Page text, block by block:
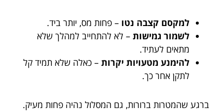
למקסם קצבה נטו – פחות מס, יותר ביד.
לשמור גמישות – לא להתחייב למהלך שלא
מתאים לעתיד.
להימנע מטעויות יקרות – כאלה שלא תמיד קל
לתקן אחר כך.
ברגע שהמטרות ברורות, גם המסלול נהיה פחות מעיק.